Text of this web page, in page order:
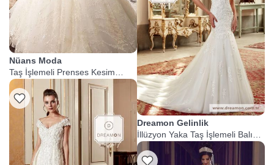
Nüans Moda
Taş İşlemeli Prenses Kesim
Uzun Kollu Gelinlik
Dreamon Gelinlik
İllüzyon Yaka Taş İşlemeli Balık
Gelinlik